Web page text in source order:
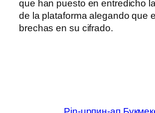
que han puesto en entredicho
de la plataforma alegando que
brechas en su cifrado.